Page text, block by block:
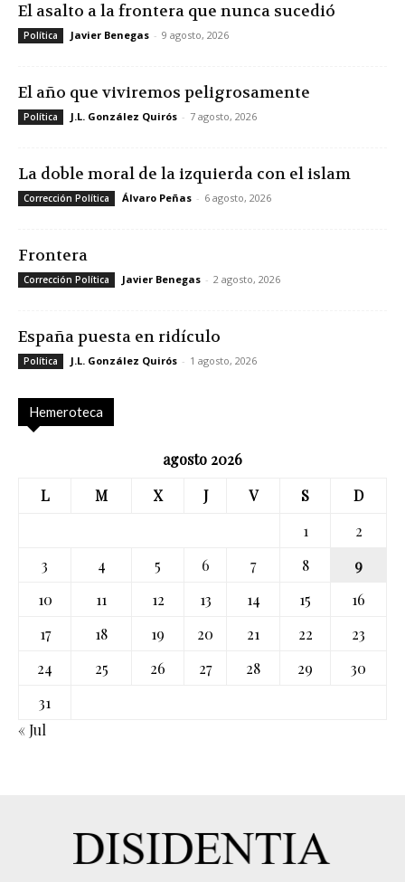
El asalto a la frontera que nunca sucedió
Política Javier Benegas - 9 agosto, 2026
El año que viviremos peligrosamente
Política J.L. González Quirós - 7 agosto, 2026
La doble moral de la izquierda con el islam
Corrección Política Álvaro Peñas - 6 agosto, 2026
Frontera
Corrección Política Javier Benegas - 2 agosto, 2026
España puesta en ridículo
Política J.L. González Quirós - 1 agosto, 2026
Hemeroteca
agosto 2026
L
M X J V S
D
1
2
3
4 5 6 7 8
9
10
11 12 13 14 15
16
17
18 19 20 21 22
23
24
25 26 27 28 29
30
31
« Jul